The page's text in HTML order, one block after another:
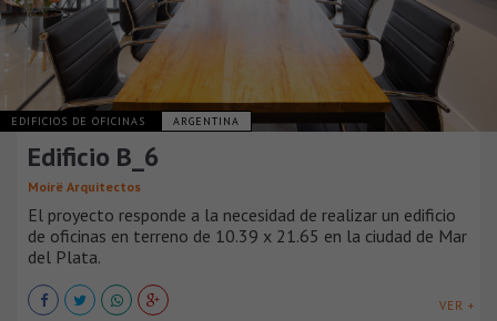
EDIFICIOS DE OFICINAS ARGENTINA
Edificio B_6
Moirë Arquitectos
El proyecto responde a la necesidad de realizar un edificio
de oficinas en terreno de 10.39 x 21.65 en la ciudad de Mar
del Plata.
VER +